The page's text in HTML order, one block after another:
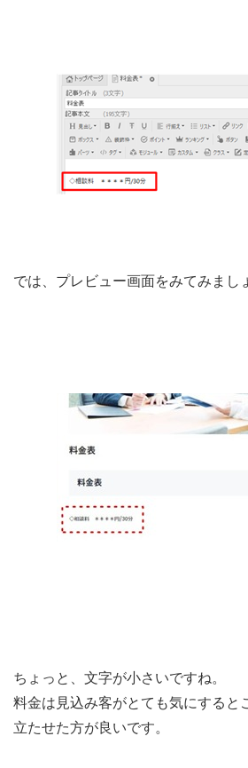
では、プレビュー画面をみてみまし
ちょっと、文字が小さいですね。
料金は見込み客がとても気にすると
立たせた方が良いです。